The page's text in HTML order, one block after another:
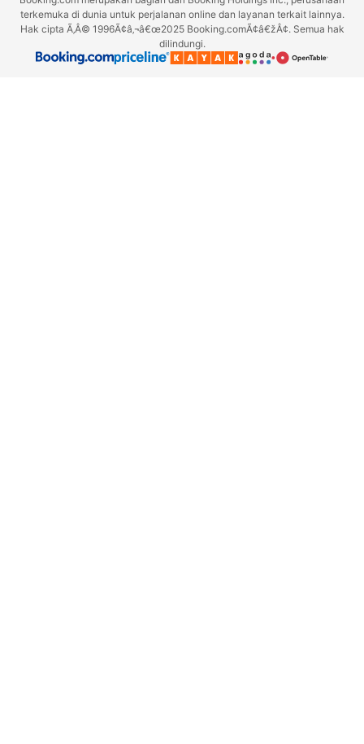
terkemuka di dunia untuk perjalanan online dan layanan terkait lainnya.
Hak cipta Ã‚Â© 1996Ã¢â‚¬â€œ2025 Booking.comÃ¢â€žÂ¢. Semua hak
dilindungi.